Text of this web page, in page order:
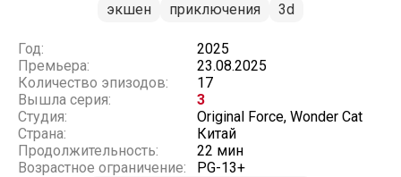
экшен
приключения 3d
Год:
2025
Премьера:
23.08.2025
Количество эпизодов:
17
Вышла серия:
3
Студия:
Original Force, Wonder Cat
Страна:
Китай
Продолжительность:
22 мин
Возрастное ограничение:
PG-13+